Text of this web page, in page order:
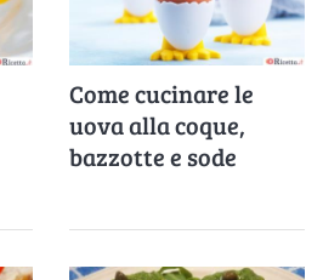
Come cucinare le
uova alla coque,
bazzotte e sode